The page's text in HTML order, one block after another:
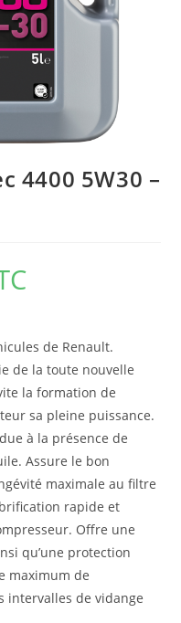
4400 5W30 –
de Renault.
de la toute nouvelle
la formation de
sa pleine puissance.
à la présence de
Assure le bon
maximale au filtre
rapide et
Offre une
qu’une protection
maximum de
intervalles de vidange